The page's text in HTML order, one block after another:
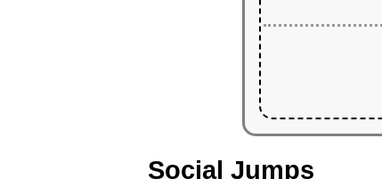
Social Jumps